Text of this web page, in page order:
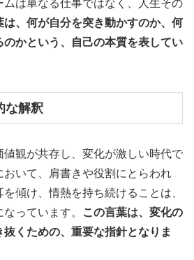
は単なる仕事ではなく、人生その
は、何が自分を突き動かすのか、何
のかという、自己の本質を表してい
な解釈
観が共存し、変化が激しい時代で
いて、肩書きや役割にとらわれ
傾け、情熱を持ち続けることは、
っています。
この言葉は、変化の
くための、重要な指針となりま